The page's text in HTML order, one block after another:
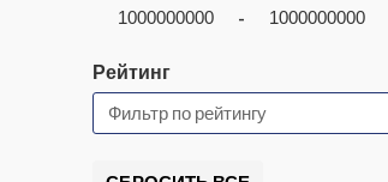
-
Рейтинг